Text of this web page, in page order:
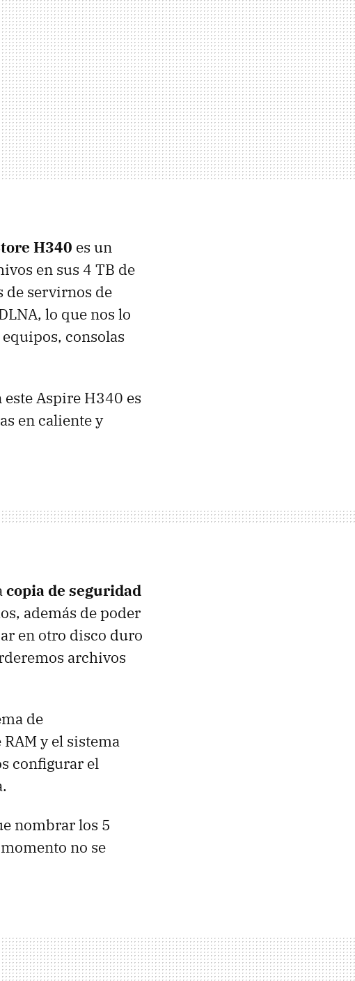
H340 es un
en sus 4 TB de
de servirnos de
, lo que nos lo
consolas
Aspire H340 es
en caliente y
copia de seguridad
además de poder
en otro disco duro
archivos
de
RAMy el sistema
configurar el
nombrar los 5
no se